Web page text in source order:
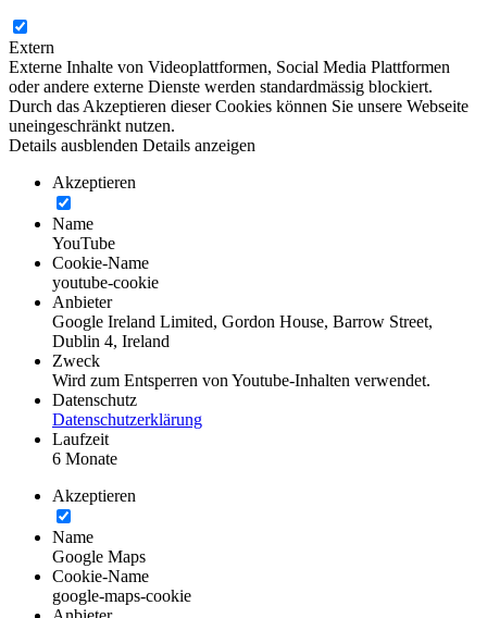
Extern
Externe Inhalte von Videoplattformen, Social Media Plattformen
oder andere externe Dienste werden standardmässig blockiert.
Durch das Akzeptieren dieser Cookies können Sie unsere Webseite
uneingeschränkt nutzen.
Details ausblenden Details anzeigen
Akzeptieren
Name
YouTube
Cookie-Name
youtube-cookie
Anbieter
Google Ireland Limited, Gordon House, Barrow Street,
Dublin 4, Ireland
Zweck
Wird zum Entsperren von Youtube-Inhalten verwendet.
Datenschutz
Datenschutzerklärung
Laufzeit
6 Monate
Akzeptieren
Name
Google Maps
Cookie-Name
google-maps-cookie